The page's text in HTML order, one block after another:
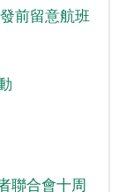
前留意航班
聯合會十周